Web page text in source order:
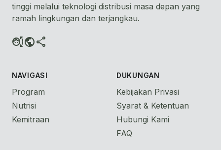
tinggi melalui teknologi distribusi masa depan yang
ramah lingkungan dan terjangkau.
face_nodpublicshare
NAVIGASI
Program
Nutrisi
Kemitraan
DUKUNGAN
Kebijakan Privasi
Syarat & Ketentuan
Hubungi Kami
FAQ